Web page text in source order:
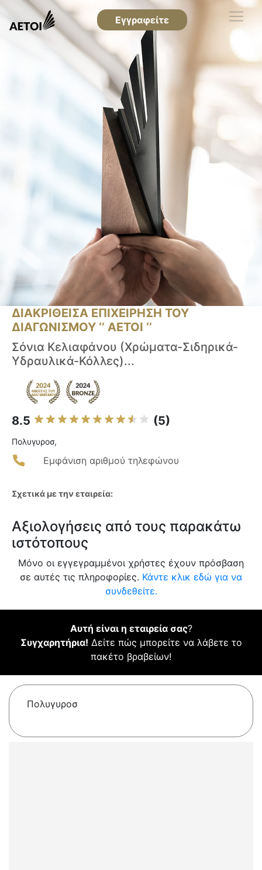
Εγγραφείτε
ΔΙΑΚΡΙΘΕΙΣΑ ΕΠΙΧΕΙΡΗΣΗ ΤΟΥ
ΔΙΑΓΩΝΙΣΜΟΥ ‘’ ΑΕΤΟΙ ‘’
Σόνια Κελιαφάνου (Χρώματα-Σιδηρικά-
Υδραυλικά-Κόλλες)...
8.5 (5)
Πολυγυροσ,
Εμφάνιση αριθμού τηλεφώνου
Σχετικά με την εταιρεία:
Αξιολογήσεις από τους παρακάτω
ιστότοπους
Μόνο οι εγγεγραμμένοι χρήστες έχουν πρόσβαση
σε αυτές τις πληροφορίες. Κάντε κλικ εδώ για να
συνδεθείτε.
Αυτή είναι η εταιρεία σας?
Συγχαρητήρια! Δείτε πώς μπορείτε να λάβετε το
πακέτο βραβείων!
Πολυγυροσ